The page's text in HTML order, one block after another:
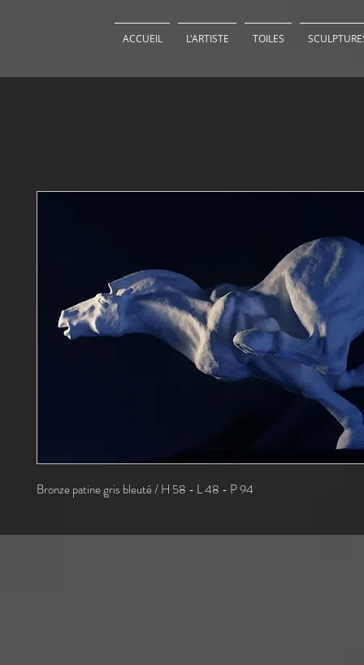
ACCUEIL L'ARTISTE TOILES
Bronze patine gris bleuté / H 58 - L 48 - P 94